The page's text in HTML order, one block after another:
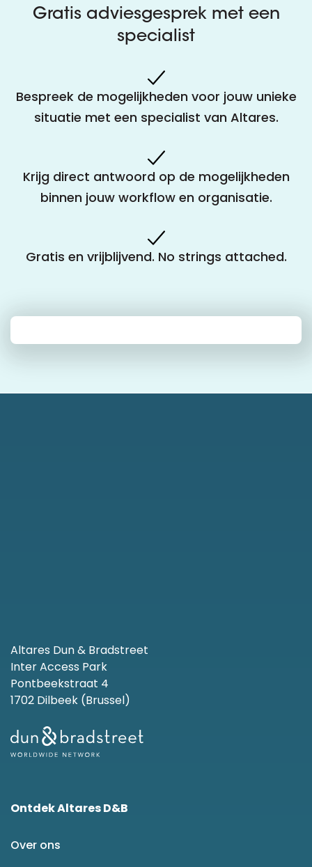
Gratis adviesgesprek met een
specialist
Bespreek de mogelijkheden voor jouw unieke
situatie met een specialist van Altares.
Krijg direct antwoord op de mogelijkheden
binnen jouw workflow en organisatie.
Gratis en vrijblijvend. No strings attached.
Altares Dun & Bradstreet
Inter Access Park
Pontbeekstraat 4
1702 Dilbeek (Brussel)
Ontdek Altares D&B
Over ons